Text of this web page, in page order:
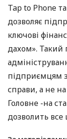
Tap to Phone
дозволяє
ключові
дахом». Такий
підприємцям
справи, а не
Головне -на
дозволить все